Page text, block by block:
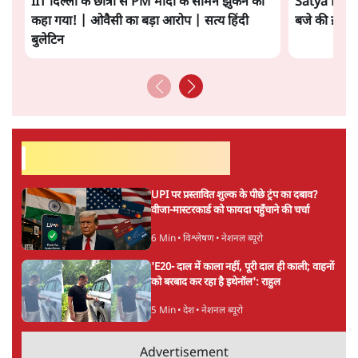
लालबाबू ललित
लालबाबू ललित पत्रकार हैं और समसामयिक विषयों पर लिखते रहते
लालबाबू ललितकी और स्टोरी पढ़ें
अगली खबर लोड हो रही है...
ताजा खबरें
होर्मुज समझौते के करीब पहुँचे ईरान-ओमान, लेकिन